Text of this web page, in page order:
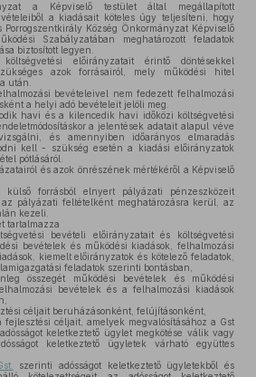
a Képviselő testület által megállapított
a kiadásait köteles úgy teljesíteni, hogy
Község Önkormányzat Képviselő
Szabályzatában meghatározott feladatok
biztosított legyen.
előirányzatait érintő döntésekkel
azok forrásairól, mely működési hitel
után.
bevételeivel nem fedezett felhalmozási
a helyi adó bevételeit jelöli meg.
havi és a kilencedik havi időközi költségvetési
a jelentések adatait alapul véve
és amennyiben időarányos elmaradás
kell - szükség esetén a kiadási előirányzatok
pótlásáról.
és azok önrészének mértékéről a Képviselő
forrásból elnyert pályázati pénzeszközeit
pályázati feltételként meghatározásra kerül, az
kezeli.
tartalmazza
bevételi előirányzatait és költségvetési
bevételek és működési kiadások, felhalmozási
kiemelt előirányzatok és kötelező feladatok,
feladatok szerinti bontásban,
összegét működési bevételek és működési
bevételek és a felhalmozási kiadások
céljait beruházásonként, felújításonként,
fejlesztési céljait, amelyek megvalósításához a Gst
keletkeztető ügylet megkötése válik vagy
keletkeztető ügyletek várható együttes
szerinti adósságot keletkeztető ügyletekből és